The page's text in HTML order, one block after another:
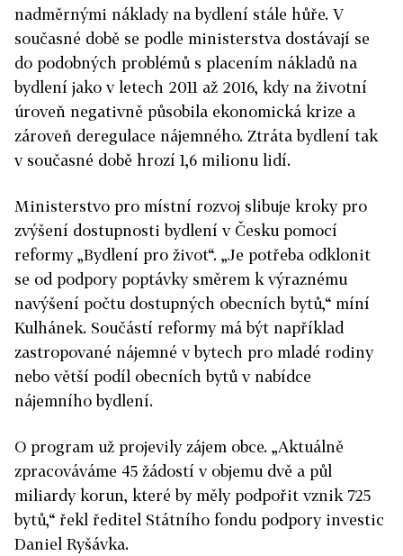
nadměrnými náklady na bydlení stále hůře. V
současné době se podle ministerstva dostávají se
do podobných problémů s placením nákladů na
bydlení jako v letech 2011 až 2016, kdy na životní
úroveň negativně působila ekonomická krize a
zároveň deregulace nájemného. Ztráta bydlení tak
v současné době hrozí 1,6 milionu lidí.
Ministerstvo pro místní rozvoj slibuje kroky pro
zvýšení dostupnosti bydlení v Česku pomocí
reformy „Bydlení pro život“. „Je potřeba odklonit
se od podpory poptávky směrem k výraznému
navýšení počtu dostupných obecních bytů,“ míní
Kulhánek. Součástí reformy má být například
zastropované nájemné v bytech pro mladé rodiny
nebo větší podíl obecních bytů v nabídce
nájemního bydlení.
O program už projevily zájem obce. „Aktuálně
zpracováváme 45 žádostí v objemu dvě a půl
miliardy korun, které by měly podpořit vznik 725
bytů,“ řekl ředitel Státního fondu podpory investic
Daniel Ryšávka.